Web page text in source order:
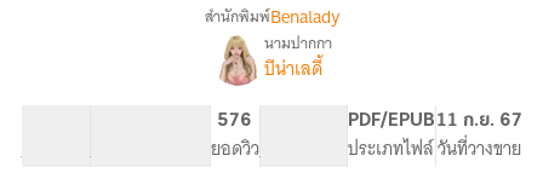
เรื่องSO
LOVE
สำนักพิมพ์Benalady
นามปากกา
บีน่าเลดี้
จำนวนคำ จำนวนหน้า (A5)
576
ยอดวิวระดับเนื้อหา
PDF/EPUB
ประเภทไฟล์
11 ก.ย. 67
วันที่วางขาย